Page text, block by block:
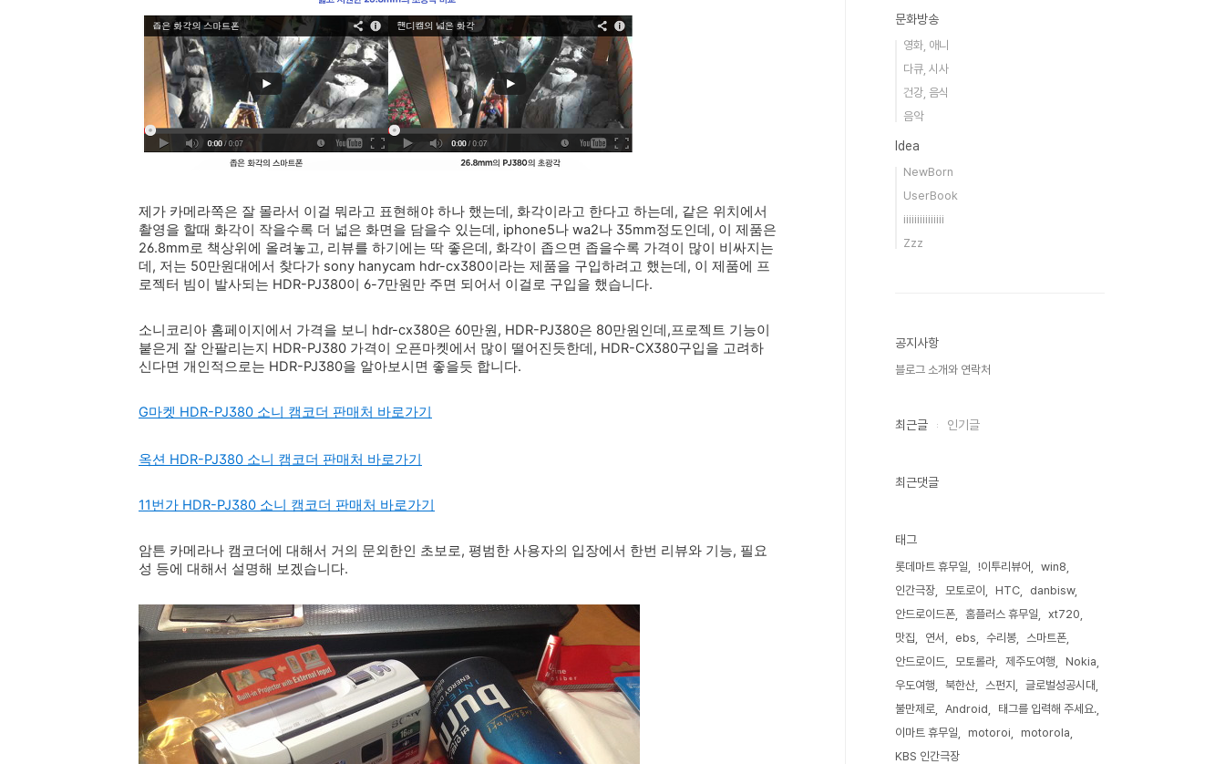
제가 카메라쪽은 잘 몰라서 이걸 뭐라고 표현해야 하나 했는데, 화각이라고 한다고 하는데, 같은 위치에서
촬영을 할때 화각이 작을수록 더 넓은 화면을 담을수 있는데, iphone5나 wa2나 35mm정도인데, 이 제품은
26.8mm로 책상위에 올려놓고, 리뷰를 하기에는 딱 좋은데, 화각이 좁으면 좁을수록 가격이 많이 비싸지는
데, 저는 50만원대에서 찾다가 sony hanycam hdr-cx380이라는 제품을 구입하려고 했는데, 이 제품에 프
로젝터 빔이 발사되는 HDR-PJ380이 6-7만원만 주면 되어서 이걸로 구입을 했습니다.
소니코리아 홈페이지에서 가격을 보니 hdr-cx380은 60만원, HDR-PJ380은 80만원인데,프로젝트 기능이
붙은게 잘 안팔리는지 HDR-PJ380 가격이 오픈마켓에서 많이 떨어진듯한데, HDR-CX380구입을 고려하
신다면 개인적으로는 HDR-PJ380을 알아보시면 좋을듯 합니다.
G마켓 HDR-PJ380 소니 캠코더 판매처 바로가기
옥션 HDR-PJ380 소니 캠코더 판매처 바로가기
11번가 HDR-PJ380 소니 캠코더 판매처 바로가기
암튼 카메라나 캠코더에 대해서 거의 문외한인 초보로, 평범한 사용자의 입장에서 한번 리뷰와 기능, 필요
성 등에 대해서 설명해 보겠습니다.
문화방송
영화, 애니
다큐, 시사
건강, 음식
음악
Idea
NewBorn
UserBook
iiiiiiiiiiiiiii
Zzz
공지사항
블로그 소개와 연락처
최근글 인기글
최근댓글
태그
롯데마트 휴무일 !이투리뷰어
win8
인간극장
모토로이 HTC
danbisw
안드로이드폰
홈플러스 휴무일
xt720
맛집
연서 ebs 수리봉
스마트폰
안드로이드
모토롤라 제주도여행
Nokia
우도여행
북한산 스펀지
글로벌성공시대
불만제로
Android
태그를 입력해 주세요.
이마트 휴무일
motoroi
motorola
KBS 인간극장